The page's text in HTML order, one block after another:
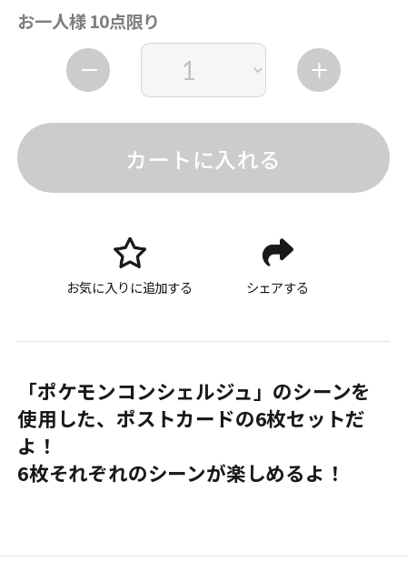
お一人様 10点限り
カートに入れる
お気に入りに追加する シェアする
「ポケモンコンシェルジュ」のシーンを
使用した、ポストカードの6枚セットだ
よ！
6枚それぞれのシーンが楽しめるよ！